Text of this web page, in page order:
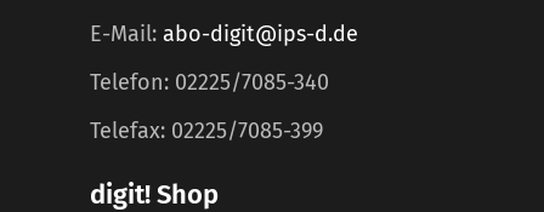
E-Mail: abo-digit@ips-d.de
Telefon: 02225/7085-340
Telefax: 02225/7085-399
digit! Shop